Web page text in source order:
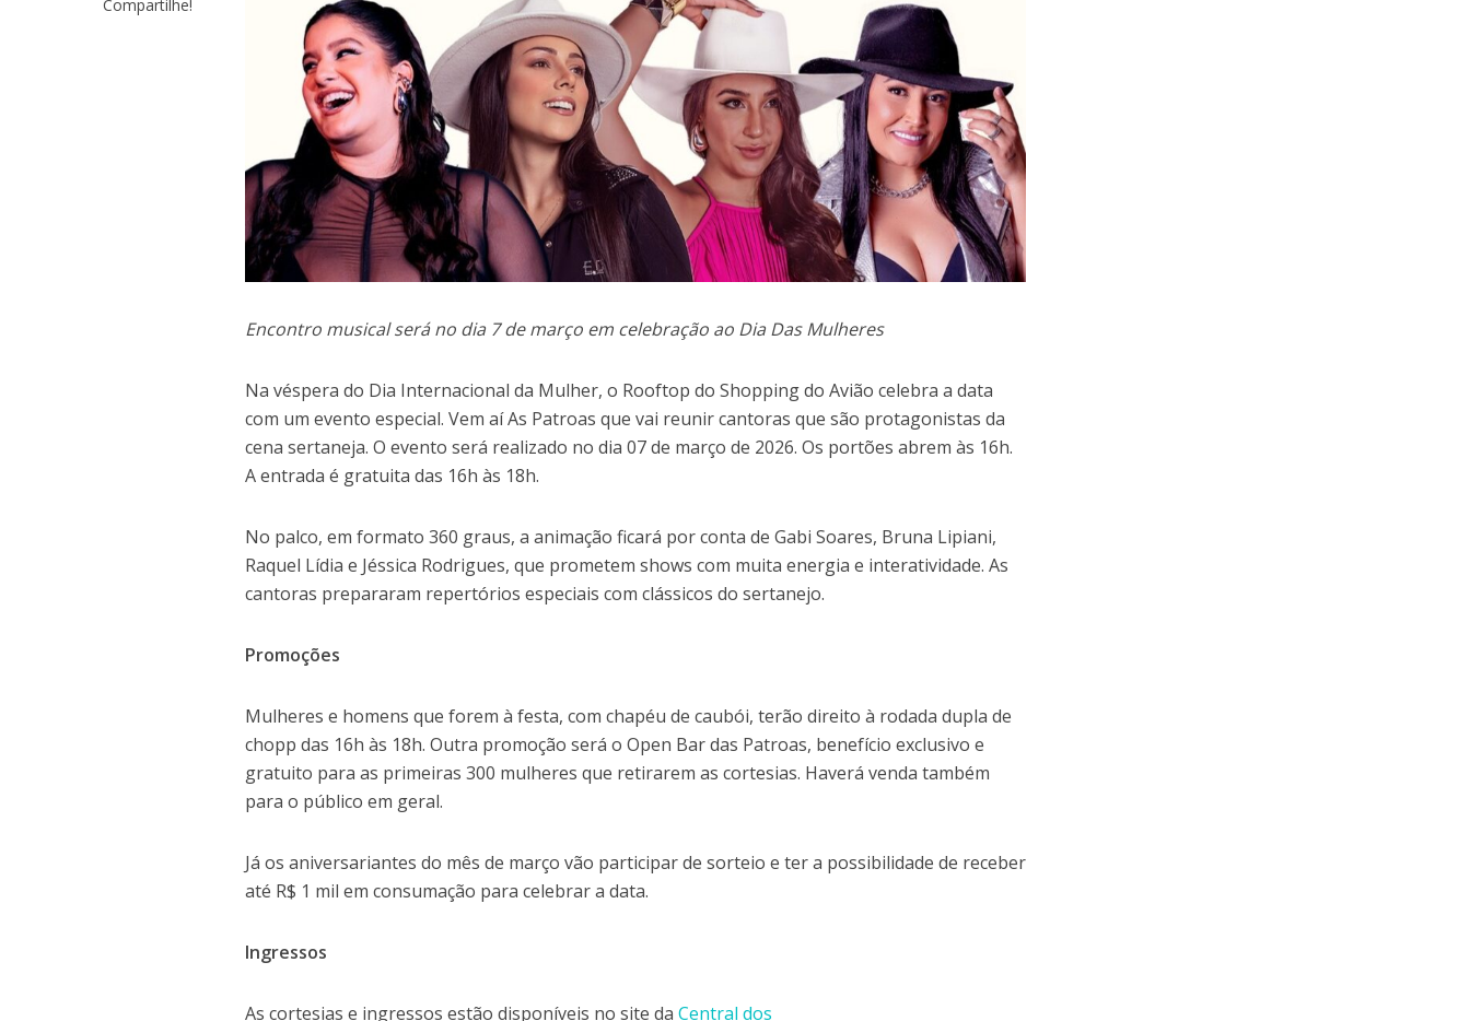
Compartilhe!
Encontro musical será no dia 7 de março em celebração ao Dia Das Mulheres
Na véspera do Dia Internacional da Mulher, o Rooftop do Shopping do Avião celebra a data
com um evento especial. Vem aí As Patroas que vai reunir cantoras que são protagonistas da
cena sertaneja. O evento será realizado no dia 07 de março de 2026. Os portões abrem às 16h.
A entrada é gratuita das 16h às 18h.
No palco, em formato 360 graus, a animação ficará por conta de Gabi Soares, Bruna Lipiani,
Raquel Lídia e Jéssica Rodrigues, que prometem shows com muita energia e interatividade. As
cantoras prepararam repertórios especiais com clássicos do sertanejo.
Promoções
Mulheres e homens que forem à festa, com chapéu de caubói, terão direito à rodada dupla de
chopp das 16h às 18h. Outra promoção será o Open Bar das Patroas, benefício exclusivo e
gratuito para as primeiras 300 mulheres que retirarem as cortesias. Haverá venda também
para o público em geral.
Já os aniversariantes do mês de março vão participar de sorteio e ter a possibilidade de receber
até R$ 1 mil em consumação para celebrar a data.
Ingressos
As cortesias e ingressos estão disponíveis no site daCentral dos